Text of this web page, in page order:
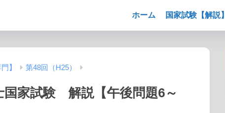
ホーム 国家試験【解説】
】 第48回（H25）
家試験 解説【午後問題6～